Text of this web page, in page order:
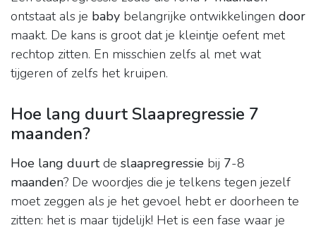
ontstaat als je baby belangrijke ontwikkelingen door
maakt. De kans is groot dat je kleintje oefent met
rechtop zitten. En misschien zelfs al met wat
tijgeren of zelfs het kruipen.
Hoe lang duurt Slaapregressie 7
maanden?
Hoe lang duurtde slaapregressie bij 7-8
maanden? De woordjes die je telkens tegen jezelf
moet zeggen als je het gevoel hebt er doorheen te
zitten: het is maar tijdelijk! Het is een fase waar je